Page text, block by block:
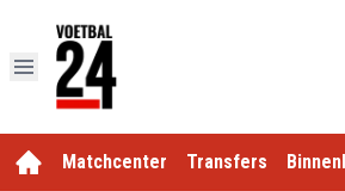
Matchcenter Transfers